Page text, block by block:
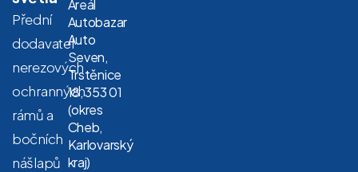
Přední
dodavatel
nerezových
ochranných
rámů a
bočních
nášlapů
Areál
Autobazar
Auto
Seven,
Trstěnice
18, 353 01
(okres
Cheb,
Karlovarský
kraj)